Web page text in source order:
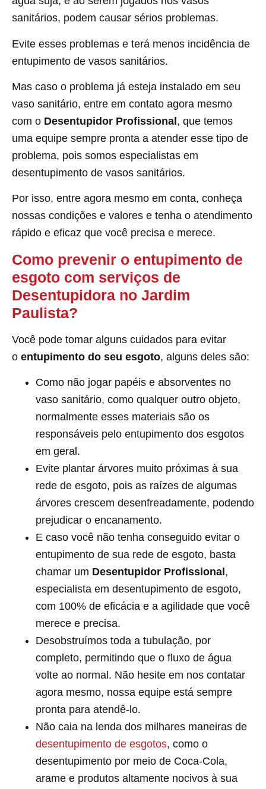
sanitários, podem causar sérios problemas.
Evite esses problemas e terá menos incidência de
entupimento de vasos sanitários.
Mas caso o problema já esteja instalado em seu
vaso sanitário, entre em contato agora mesmo
com o Desentupidor Profissional, que temos
uma equipe sempre pronta a atender esse tipo de
problema, pois somos especialistas em
desentupimento de vasos sanitários.
Por isso, entre agora mesmo em conta, conheça
nossas condições e valores e tenha o atendimento
rápido e eficaz que você precisa e merece.
Como prevenir o entupimento de
esgoto com serviços de
Desentupidora no Jardim
Paulista?
Você pode tomar alguns cuidados para evitar
o entupimento do seu esgoto, alguns deles são:
Como não jogar papéis e absorventes no
vaso sanitário, como qualquer outro objeto,
normalmente esses materiais são os
responsáveis pelo entupimento dos esgotos
em geral.
Evite plantar árvores muito próximas à sua
rede de esgoto, pois as raízes de algumas
árvores crescem desenfreadamente, podendo
prejudicar o encanamento.
E caso você não tenha conseguido evitar o
entupimento de sua rede de esgoto, basta
chamar um Desentupidor Profissional ,
especialista em desentupimento de esgoto,
com 100% de eficácia e a agilidade que você
merece e precisa.
Desobstruímos toda a tubulação, por
completo, permitindo que o fluxo de água
volte ao normal. Não hesite em nos contatar
agora mesmo, nossa equipe está sempre
pronta para atendê-lo.
Não caia na lenda dos milhares maneiras de
desentupimento de esgotos, como o
desentupimento por meio de Coca-Cola,
arame e produtos altamente nocivos à sua